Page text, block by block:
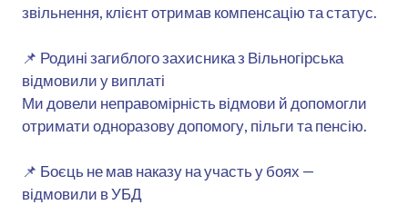
звільнення, клієнт отримав компенсацію та статус.
📌 Родині загиблого захисника з Вільногірська
відмовили у виплаті
Ми довели неправомірність відмови й допомогли
отримати одноразову допомогу, пільги та пенсію.
📌 Боєць не мав наказу на участь у боях —
відмовили в УБД